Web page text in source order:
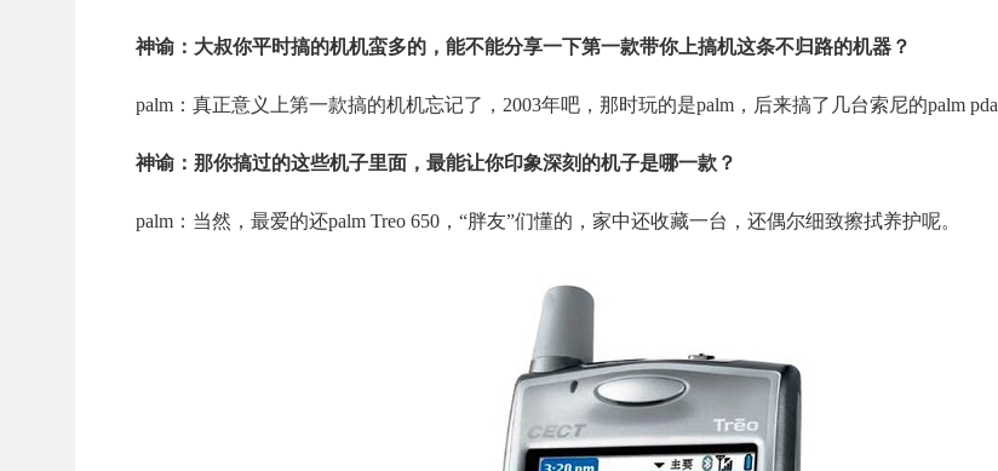
神谕：大叔你平时搞的机机蛮多的，能不能分享一下第一款带你上搞机这条不归路的机器？
palm：真正意义上第一款搞的机机忘记了， 2003年吧，那时玩的是palm ，后来搞了几台索尼的palm pda
神谕：那你搞过的这些机子里面，最能让你印象深刻的机子是哪一款？
palm：当然，最爱的还palm Treo 650 ，“胖友”们懂的，家中还收藏一台，还偶尔细致擦拭养护呢。